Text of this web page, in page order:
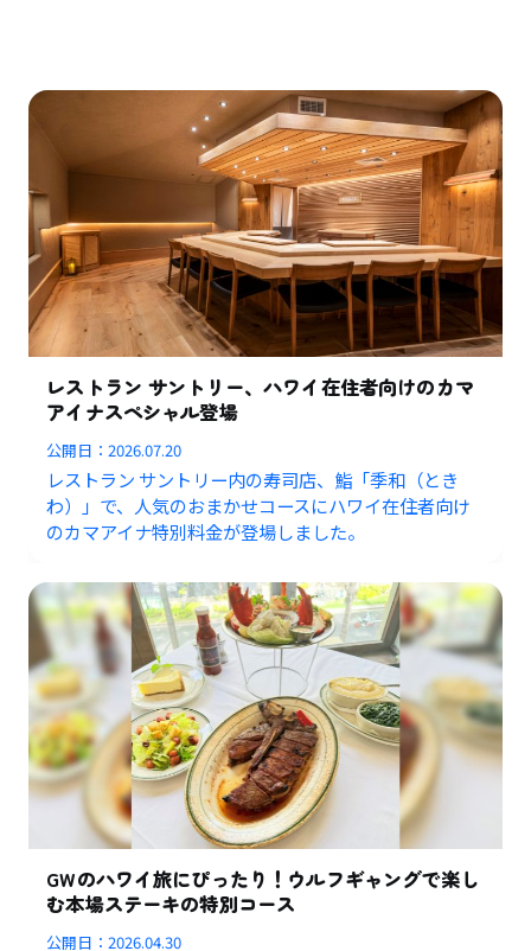
レストラン サントリー、ハワイ在住者向けのカマ
アイナスペシャル登場
公開日：2026.07.20
レストラン サントリー内の寿司店、鮨「季和（とき
わ）」で、人気のおまかせコースにハワイ在住者向け
のカマアイナ特別料金が登場しました。
GWのハワイ旅にぴったり！ウルフギャングで楽し
む本場ステーキの特別コース
公開日：2026.04.30